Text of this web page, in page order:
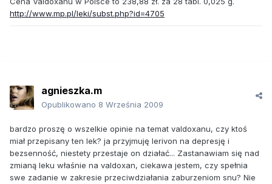
http://www.mp.pl/leki/subst.php?id=4705
agnieszka.m
Opublikowano 8 Września 2009
bardzo proszę o wszelkie opinie na temat valdoxanu, czy ktoś
miał przepisany ten lek? ja przyjmuję lerivon na depresję i
bezsenność, niestety przestaje on działać... Zastanawiam się nad
zmianą leku właśnie na valdoxan, ciekawa jestem, czy spełnia
swe zadanie w zakresie przeciwdziałania zaburzeniom snu? Nie